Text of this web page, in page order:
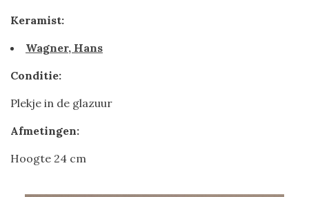
Keramist:
Wagner, Hans
Conditie:
Plekje in de glazuur
Afmetingen:
Hoogte 24 cm